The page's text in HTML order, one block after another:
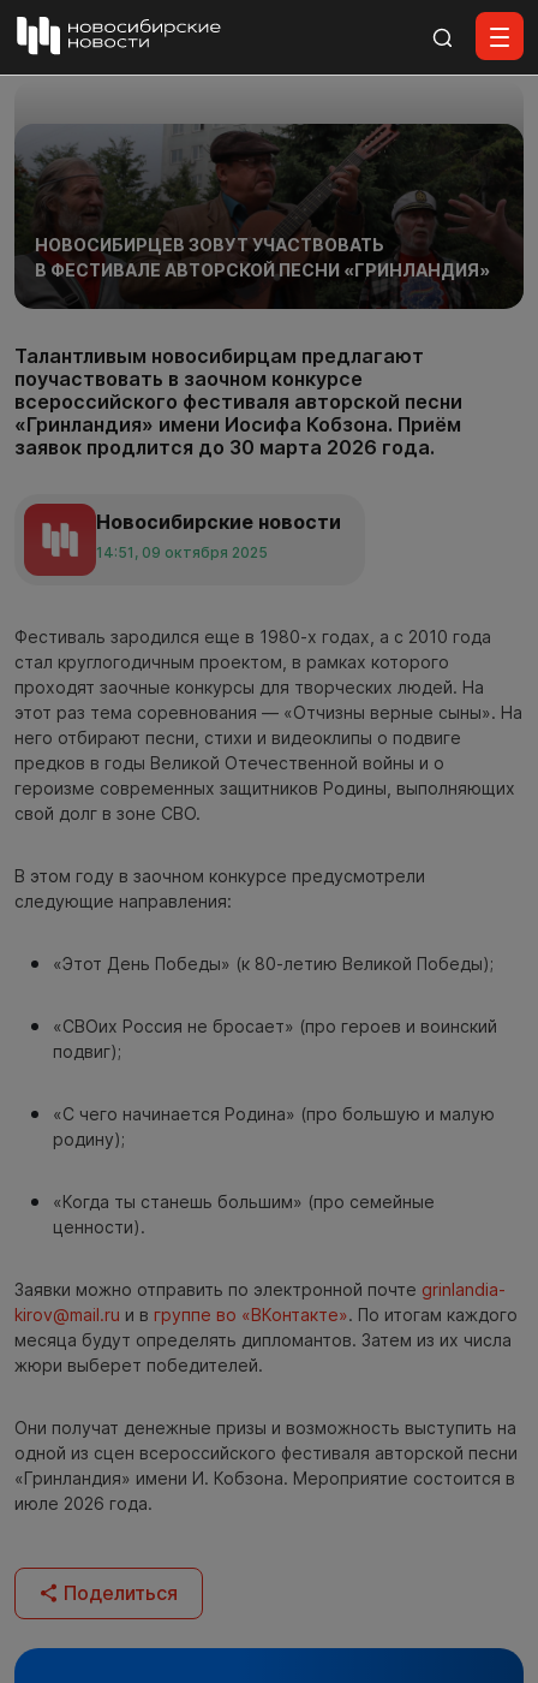
НОВОСИБИРЦЕВ ЗОВУТ УЧАСТВОВАТЬ
В ФЕСТИВАЛЕ АВТОРСКОЙ ПЕСНИ «ГРИНЛАНДИЯ»
Талантливым новосибирцам предлагают
поучаствовать в заочном конкурсе
всероссийского фестиваля авторской песни
«Гринландия» имени Иосифа Кобзона. Приём
заявок продлится до 30 марта 2026 года.
Новосибирские новости
14:51, 09 октября 2025
Фестиваль зародился еще в 1980-х годах, а с 2010 года
стал круглогодичным проектом, в рамках которого
проходят заочные конкурсы для творческих людей. На
этот раз тема соревнования — «Отчизны верные сыны». На
него отбирают песни, стихи и видеоклипы о подвиге
предков в годы Великой Отечественной войны и о
героизме современных защитников Родины, выполняющих
свой долг в зоне СВО.
В этом году в заочном конкурсе предусмотрели
следующие направления:
«Этот День Победы» (к 80-летию Великой Победы);
«СВОих Россия не бросает» (про героев и воинский
подвиг);
«С чего начинается Родина» (про большую и малую
родину);
«Когда ты станешь большим» (про семейные
ценности).
Заявки можно отправить по электронной почте grinlandia-
kirov@mail.ru и в группе во «ВКонтакте». По итогам каждого
месяца будут определять дипломантов. Затем из их числа
жюри выберет победителей.
Они получат денежные призы и возможность выступить на
одной из сцен всероссийского фестиваля авторской песни
«Гринландия» имени И. Кобзона. Мероприятие состоится в
июле 2026 года.
Поделиться